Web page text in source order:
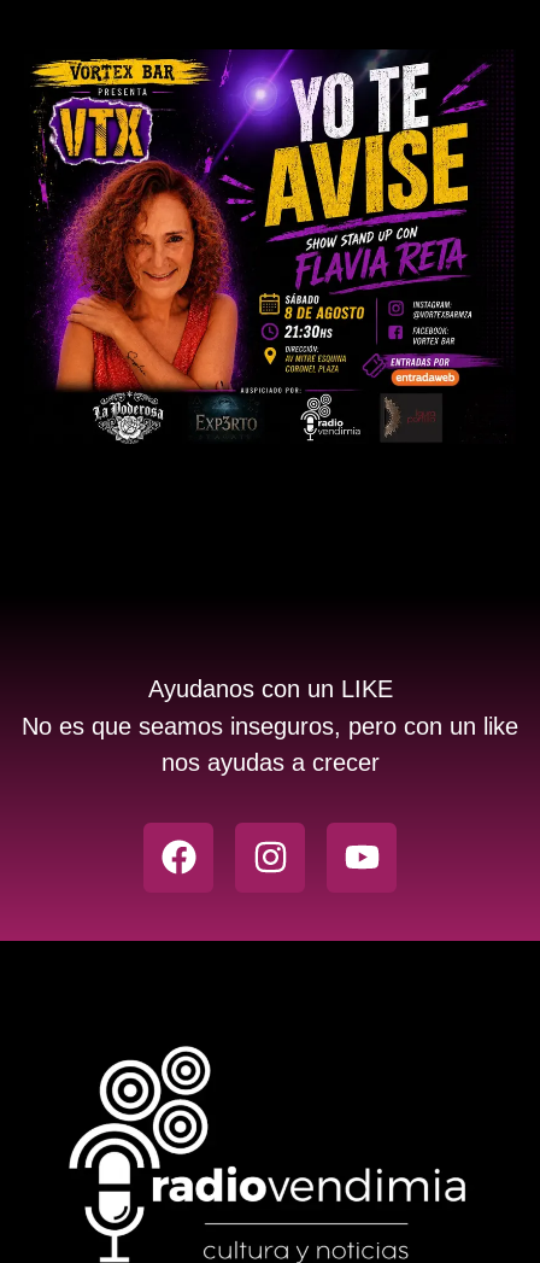
Ayudanos con un LIKE
No es que seamos inseguros, pero con un like
nos ayudas a crecer